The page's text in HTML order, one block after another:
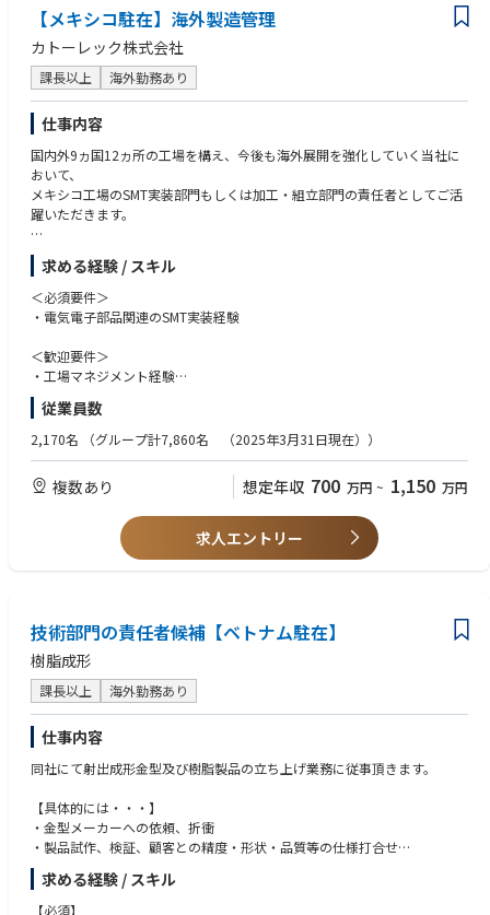
【メキシコ駐在】海外製造管理
カトーレック株式会社
課長以上 海外勤務あり
仕事内容
国内外9ヵ国12ヵ所の工場を構え、今後も海外展開を強化していく当社に
おいて、
メキシコ⼯場のSMT実装部⾨もしくは加⼯・組⽴部⾨の責任者としてご活
躍いただきます。
【主な業務内容】
●SMT実装部門あるいは組立・加工部門の製造全般管理
●工場全体の生産性向上／業務効率化への取り組み／品質向上に向けた改
善活動への取り組み
●⼯場⻑と共に⼯場全体の運営、補佐
●取引先対応
【OJTトレーニング】
ご入社後は、国内工場(高松工場もしくは松山工場)でのOJTトレーニング
を予定しております。
研修期間は1ヶ月～3カ月程度です。ご本人のスキル・ご経験・習熟度によ
り研修期間は異なります。
【キャリアパス】
工場長や現地法人の社長等、経営を担うこともできるポジションです。
求める経験 / スキル
＜必須要件＞
・電気電子部品関連のSMT実装経験
＜歓迎要件＞
・工場マネジメント経験
・海外勤務(長期出張もしくは駐在)のご経験
・英語や現地語(スペイン語)のスキル
・赴任先のルールや文化を理解して適応、順応していく力を持っている方
・海外に長期赴任が可能な方
従業員数
2,170名 （グループ計7,860名 （2025年3月31日現在））
複数あり 想定年収 700 万円 ~ 1,150 万円
求人エントリー
技術部門の責任者候補【ベトナム駐在】
樹脂成形
課長以上 海外勤務あり
仕事内容
同社にて射出成形金型及び樹脂製品の立ち上げ業務に従事頂きます。
【具体的には・・・】
・金型メーカーへの依頼、折衝
・製品試作、検証、顧客との精度・形状・品質等の仕様打合せ
・量産立上げまでの金型修正
・金型不具合改善
・人員管理・教育推進
求める経験 / スキル
【必須】